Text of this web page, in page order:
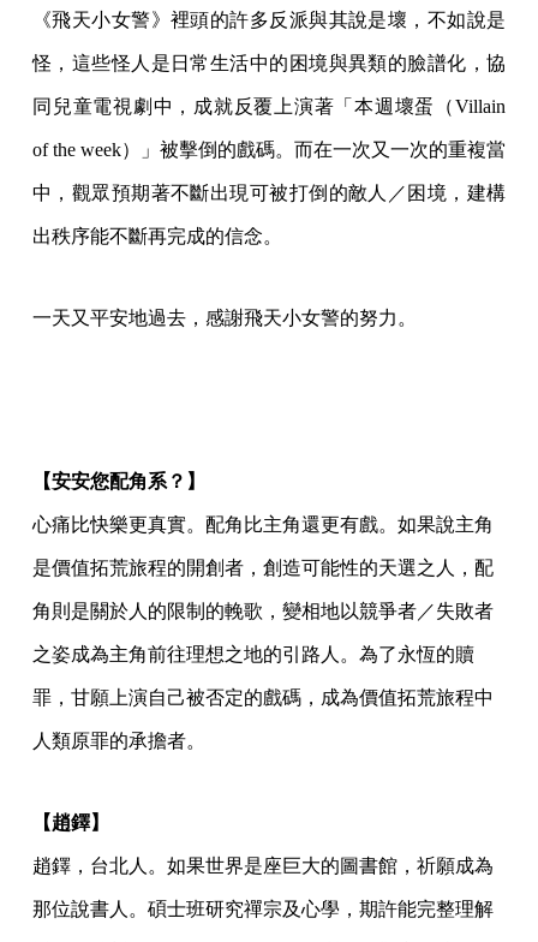
《飛天小女警》裡頭的許多反派與其說是壞，不如說是
怪，這些怪人是日常生活中的困境與異類的臉譜化，協
同兒童電視劇中，成就反覆上演著「本週壞蛋（Villain
of the week）」被擊倒的戲碼。而在一次又一次的重複當
中，觀眾預期著不斷出現可被打倒的敵人／困境，建構
出秩序能不斷再完成的信念。
一天又平安地過去，感謝飛天小女警的努力。
【安安您配角系？】
心痛比快樂更真實。配角比主角還更有戲。如果說主角
是價值拓荒旅程的開創者，創造可能性的天選之人，配
角則是關於人的限制的輓歌，變相地以競爭者／失敗者
之姿成為主角前往理想之地的引路人。為了永恆的贖
罪，甘願上演自己被否定的戲碼，成為價值拓荒旅程中
人類原罪的承擔者。
【趙鐸】
趙鐸，台北人。如果世界是座巨大的圖書館，祈願成為
那位說書人。碩士班研究禪宗及心學，期許能完整理解